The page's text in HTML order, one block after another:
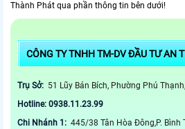
Thành Phát qua phần thông tin bên dưới!
CÔNG TY TNHH TM-DV ĐẦU TƯ AN
Trụ Sở: 51 Lũy Bán Bích, Phường Phú
Hotline: 0938.11.23.99
Chi Nhánh 1: 445/38 Tân Hòa Đông,P. Bình